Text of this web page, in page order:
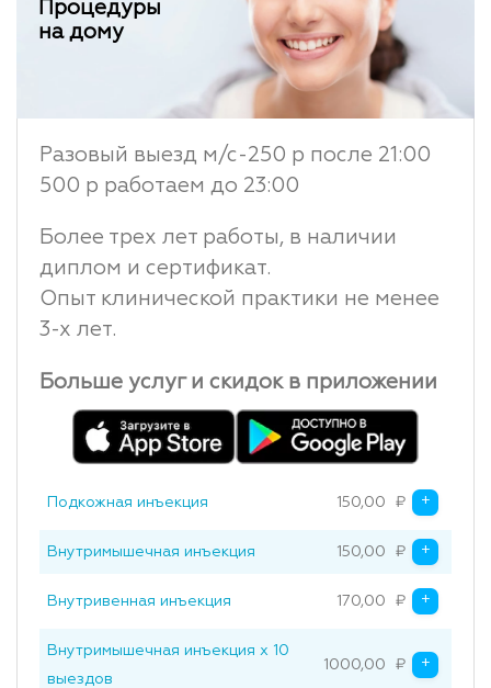
Процедуры
на дому
Разовый выезд м/с-250 р после 21:00
500 р работаем до 23:00
Более трех лет работы, в наличии
диплом и сертификат.
Опыт клинической практики не менее
3-х лет.
Больше услуг и скидок в приложении
Подкожная инъекция 150,00 ₽ +
Внутримышечная инъекция 150,00 ₽ +
Внутривенная инъекция 170,00 ₽ +
Внутримышечная инъекция х 10
выездов
Original price was:
1000,00
₽
Current price is:
+